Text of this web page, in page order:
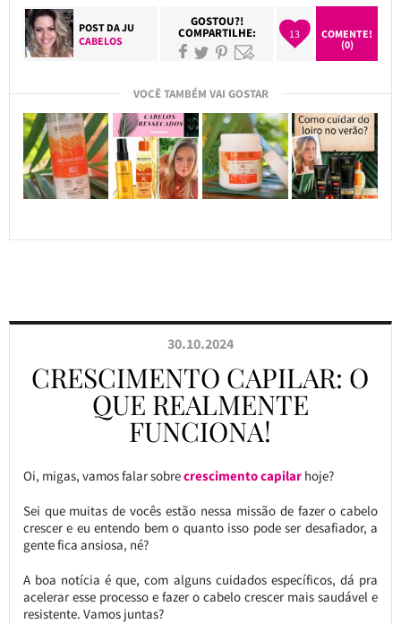
POST DAJU
CABELOS
GOSTOU?!
COMPARTILHE: 13
COMENTE!
(0)
VOCÊ TAMBÉM VAI GOSTAR
30.10.2024
CRESCIMENTO CAPILAR: O
QUE REALMENTE
FUNCIONA!
Oi, migas, vamos falar sobrecrescimento capilarhoje?
Sei que muitas de vocês estão nessa missão de fazer o cabelo
crescer e eu entendo bem o quanto isso pode ser desafiador, a
gente fica ansiosa, né?
A boa notícia é que, com alguns cuidados específicos, dá pra
acelerar esse processo e fazer o cabelo crescer mais saudável e
resistente. Vamos juntas?